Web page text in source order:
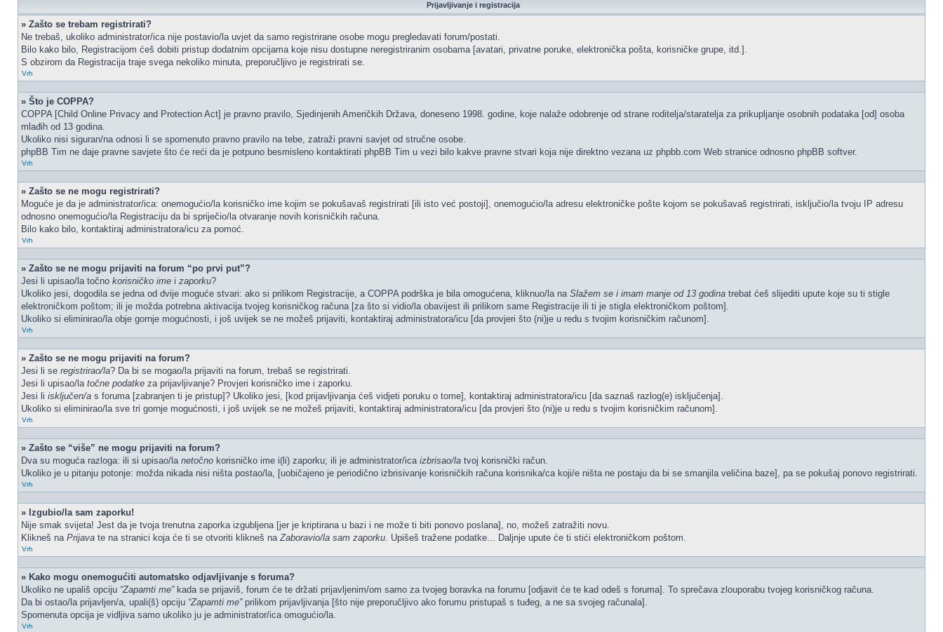
Prijavljivanje i registracija
» Zašto se trebam registrirati?
Ne trebaš, ukoliko administrator/ica nije postavio/la uvjet da samo registrirane osobe mogu pregledavati forum/postati.
Bilo kako bilo, Registracijom ćeš dobiti pristup dodatnim opcijama koje nisu dostupne neregistriranim osobama [avatari, privatne poruke, elektronička pošta, korisničke grupe, itd.].
S obzirom da Registracija traje svega nekoliko minuta, preporučljivo je registrirati se.
Vrh
» Što je COPPA?
COPPA [Child Online Privacy and Protection Act] je pravno pravilo, Sjedinjenih Američkih Država, doneseno 1998. godine, koje nalaže odobrenje od strane roditelja/staratelja za prikupljanje osobnih podataka [od] osoba
mlađih od 13 godina.
Ukoliko nisi siguran/na odnosi li se spomenuto pravno pravilo na tebe, zatraži pravni savjet od stručne osobe.
phpBB Tim ne daje pravne savjete što će reći da je potpuno besmisleno kontaktirati phpBB Tim u vezi bilo kakve pravne stvari koja nije direktno vezana uz phpbb.com Web stranice odnosno phpBB softver.
Vrh
» Zašto se ne mogu registrirati?
Moguće je da je administrator/ica: onemogućio/la korisničko ime kojim se pokušavaš registrirati [ili isto već postoji], onemogućio/la adresu elektroničke pošte kojom se pokušavaš registrirati, isključio/la tvoju IP adresu
odnosno onemogućio/la Registraciju da bi spriječio/la otvaranje novih korisničkih računa.
Bilo kako bilo, kontaktiraj administratora/icu za pomoć.
Vrh
» Zašto se ne mogu prijaviti na forum “po prvi put”?
Jesi li upisao/la točno korisničko ime i zaporku?
Ukoliko jesi, dogodila se jedna od dvije moguće stvari: ako si prilikom Registracije, a COPPA podrška je bila omogućena, kliknuo/la na Slažem se i imam manje od 13 godina trebat ćeš slijediti upute koje su ti stigle
elektroničkom poštom; ili je možda potrebna aktivacija tvojeg korisničkog računa [za što si vidio/la obavijest ili prilikom same Registracije ili ti je stigla elektroničkom poštom].
Ukoliko si eliminirao/la obje gornje mogućnosti, i još uvijek se ne možeš prijaviti, kontaktiraj administratora/icu [da provjeri što (ni)je u redu s tvojim korisničkim računom].
Vrh
» Zašto se ne mogu prijaviti na forum?
Jesi li se registrirao/la? Da bi se mogao/la prijaviti na forum, trebaš se registrirati.
Jesi li upisao/la točne podatke za prijavljivanje? Provjeri korisničko ime i zaporku.
Jesi li isključen/a s foruma [zabranjen ti je pristup]? Ukoliko jesi, [kod prijavljivanja ćeš vidjeti poruku o tome], kontaktiraj administratora/icu [da saznaš razlog(e) isključenja].
Ukoliko si eliminirao/la sve tri gornje mogućnosti, i još uvijek se ne možeš prijaviti, kontaktiraj administratora/icu [da provjeri što (ni)je u redu s tvojim korisničkim računom].
Vrh
» Zašto se “više” ne mogu prijaviti na forum?
Dva su moguća razloga: ili si upisao/la netočno korisničko ime i(li) zaporku; ili je administrator/ica izbrisao/la tvoj korisnički račun.
Ukoliko je u pitanju potonje: možda nikada nisi ništa postao/la, [uobičajeno je periodično izbrisivanje korisničkih računa korisnika/ca koji/e ništa ne postaju da bi se smanjila veličina baze], pa se pokušaj ponovo registrirati.
Vrh
» Izgubio/la sam zaporku!
Nije smak svijeta! Jest da je tvoja trenutna zaporka izgubljena [jer je kriptirana u bazi i ne može ti biti ponovo poslana], no, možeš zatražiti novu.
Klikneš na Prijava te na stranici koja će ti se otvoriti klikneš naZaboravio/la sam zaporku. Upišeš tražene podatke... Daljnje upute će ti stići elektroničkom poštom.
Vrh
» Kako mogu onemogućiti automatsko odjavljivanje s foruma?
Ukoliko ne upališ opciju “Zapamti me”kada se prijaviš, forum će te držati prijavljenim/om samo za tvojeg boravka na forumu [odjavit će te kad odeš s foruma]. To sprečava zlouporabu tvojeg korisničkog računa.
Da bi ostao/la prijavljen/a, upali(š) opciju “Zapamti me”prilikom prijavljivanja [što nije preporučljivo ako forumu pristupaš s tuđeg, a ne sa svojeg računala].
Spomenuta opcija je vidljiva samo ukoliko ju je administrator/ica omogućio/la.
Vrh